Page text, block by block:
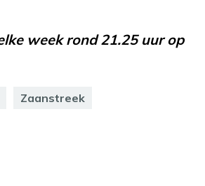
week rond 21.25 uur op
Zaanstreek